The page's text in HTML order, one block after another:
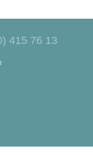
415 76 13